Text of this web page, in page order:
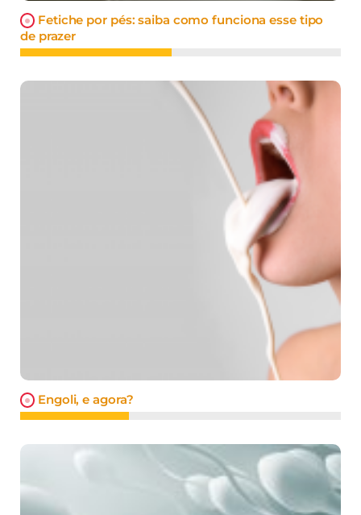
Fetiche por pés: saiba como funciona esse tipo
de prazer
Engoli, e agora?